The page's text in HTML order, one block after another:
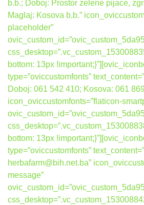
b.b.; Doboj: Prostor zelene pijace,
Maglaj: Kosova b.b.”
placeholder”
bottom: 13px
type=”oviccustomfonts”
Doboj: 061 542 410; Kosova: 061
icon_oviccustomfonts=”flaticon-
bottom: 13px
type=”oviccustomfonts”
herbafarm@bih.net.ba”
message”